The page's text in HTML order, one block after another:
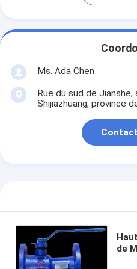
Ms. Ada Chen
Rue du sud de Jianshe,
Shijiazhuang, province
de